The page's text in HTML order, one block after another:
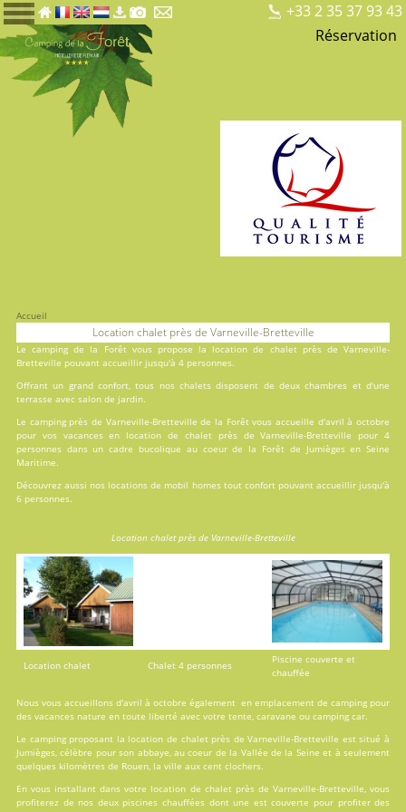
+33 2 35 37 93 43
Réservation
Accueil
Location chalet près de Varneville-Bretteville
Lecamping de la Forêtvous propose la location de chalet près de Varneville-
Bretteville pouvant accueillir jusqu'à 4 personnes.
Offrant un grand confort, tous nos chalets disposent de deux chambres et d'une
terrasse avec salon de jardin.
Le camping près de Varneville-Bretteville de la Forêt vous accueille d'avril à octobre
pour vos vacances en location de chalet près de Varneville-Bretteville pour 4
personnes dans un cadre bucolique au coeur de la Forêt de Jumièges en Seine
Maritime.
Découvrez aussi nos locations de mobil homestout confort pouvant accueillir jusqu'à
6 personnes.
Location chalet près de Varneville-Bretteville
Location chalet Chalet 4 personnes
Piscine couverte et
chauffée
Nous vous accueillons d'avril à octobre également en emplacement de camping pour
des vacances nature en toute liberté avec votre tente, caravane ou camping car.
Le camping proposant la location de chalet près de Varneville-Bretteville est situé à
Jumièges, célèbre pour son abbaye, au coeur de la Vallée de la Seine et à seulement
quelques kilomètres de Rouen, la ville aux cent clochers.
En vous installant dans votre location de chalet près de Varneville-Bretteville, vous
profiterez de nos deux piscines chauffées dont une est couverte pour profiter des